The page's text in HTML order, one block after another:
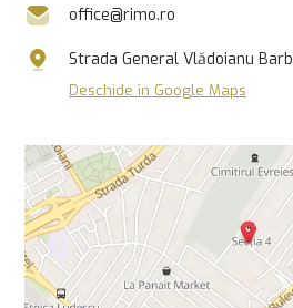
office@rimo.ro
Strada General Vlădoianu
Deschide în Google Maps